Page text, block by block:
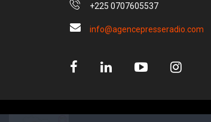
+225 0707605537
info@agencepresseradio.com